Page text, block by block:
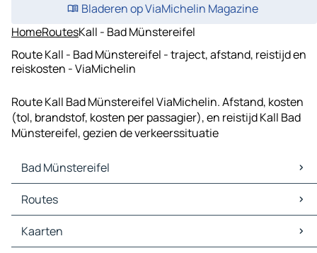
Bladeren op ViaMichelin Magazine
HomeRoutesKall - Bad Münstereifel
Route Kall - Bad Münstereifel - traject, afstand, reistijd en
reiskosten - ViaMichelin
Route Kall Bad Münstereifel ViaMichelin. Afstand, kosten
(tol, brandstof, kosten per passagier), en reistijd Kall Bad
Münstereifel, gezien de verkeerssituatie
Bad Münstereifel
Bad Münstereifel Kaarten
Bad Münstereifel Verkeer
Bad Münstereifel Hotels
Bad Münstereifel Restaurants
Routes
Routes Bad Münstereifel - Bonn
Routes Bad Münstereifel - Euskirchen
Kaarten